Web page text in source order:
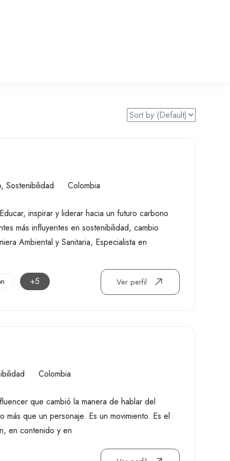
,Sostenibilidad Colombia
inspirar y liderar hacia un futuro carbono
más influyentes en sostenibilidad, cambio
Ambiental y Sanitaria, Especialista en
+5 Ver perfil
Colombia
que cambió la manera de hablar del
que un personaje. Es un movimiento. Es el
en contenido y en